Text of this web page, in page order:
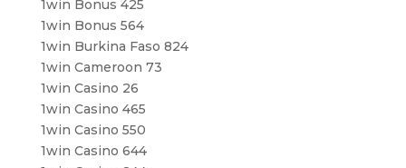
1win Bonus 425
1win Bonus 564
1win Burkina Faso 824
1win Cameroon 73
1win Casino 26
1win Casino 465
1win Casino 550
1win Casino 644